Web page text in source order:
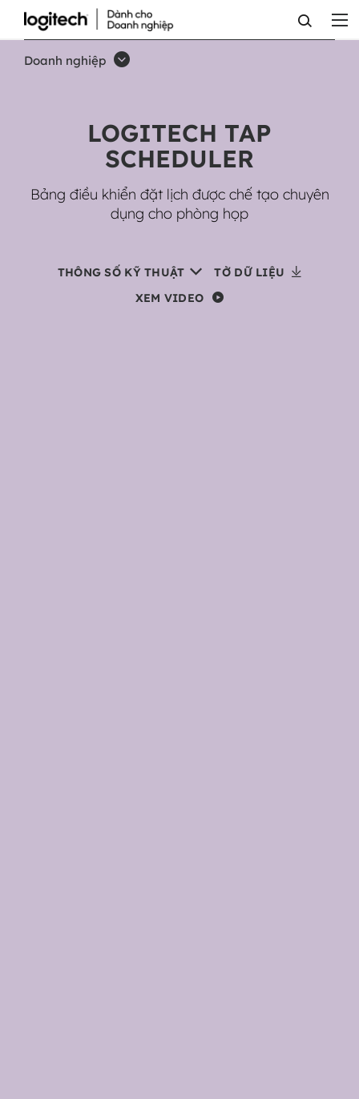
LOGITECH
TAP
PHÒNG
Doanh nghiệp
LOGITECH TAP
SCHEDULER
Bảng điều khiển đặt lịch được chế tạo chuyên
dụng cho phòng họp
THÔNG SỐ KỸ THUẬT
TỜ DỮ LIỆU
XEM VIDEO